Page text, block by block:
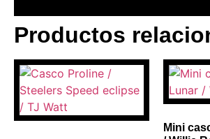
BANNER CON
PROMOCIONES
Click Here
Productos
Mini